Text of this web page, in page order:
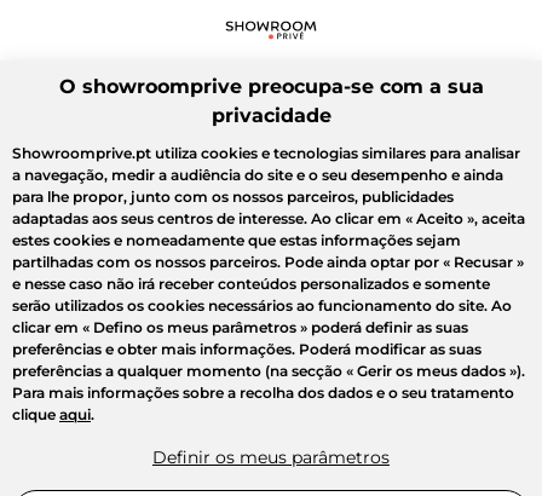
O showroomprive preocupa-se com a sua
privacidade
Showroomprive.pt utiliza cookies e tecnologias similares para analisar
a navegação, medir a audiência do site e o seu desempenho e ainda
para lhe propor, junto com os nossos parceiros, publicidades
adaptadas aos seus centros de interesse. Ao clicar em « Aceito », aceita
estes cookies e nomeadamente que estas informações sejam
partilhadas com os nossos parceiros. Pode ainda optar por « Recusar »
e nesse caso não irá receber conteúdos personalizados e somente
serão utilizados os cookies necessários ao funcionamento do site. Ao
clicar em « Defino os meus parâmetros » poderá definir as suas
preferências e obter mais informações. Poderá modificar as suas
preferências a qualquer momento (na secção « Gerir os meus dados »).
Para mais informações sobre a recolha dos dados e o seu tratamento
clique aqui.
Definir os meus parâmetros